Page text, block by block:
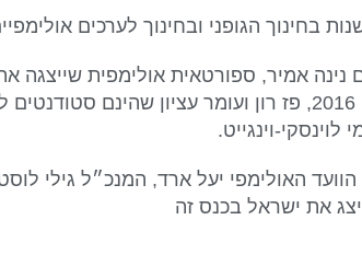
בחינוך הגופני ובחינוך לערכים
נינה אמיר, ספורטאית אולימפית
מדגם 470 במשחקים האולימפיים ריו 2016, פז רון ועומר עציון
וינגייט.
האולימפי יעל ארד, המנכ״ל גילי
את ישראל בכנס זה